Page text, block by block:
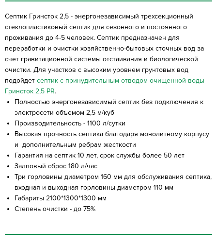
Септик Гринсток 2,5 - энергонезависимый трехсекционный
стеклопластиковый септик для сезонного и постоянного
проживания до 4-5 человек. Септик предназначен для
переработки и очистки хозяйственно-бытовых сточных вод за
счет гравитационной системы отстаивания и биологической
очистки. Для участков с высоким уровнем грунтовых вод
подойдет септик с принудительным отводом очищенной воды
Гринсток 2,5 PR.
Полностью энергонезависимый септик без подключения к
электросети объемом 2,5 м/куб
Производительность - 1100 л/сутки
Высокая прочность септика благодаря монолитному корпусу
и дополнительным ребрам жесткости
Гарантия на септик 10 лет, срок службы более 50 лет
Залповый сброс 180 л/час
Три горловины диаметром 160 мм для обслуживания септика,
входная и выходная горловины диаметром 110 мм
Габариты 2100*1300*1300 мм
Степень очистки - до 75%